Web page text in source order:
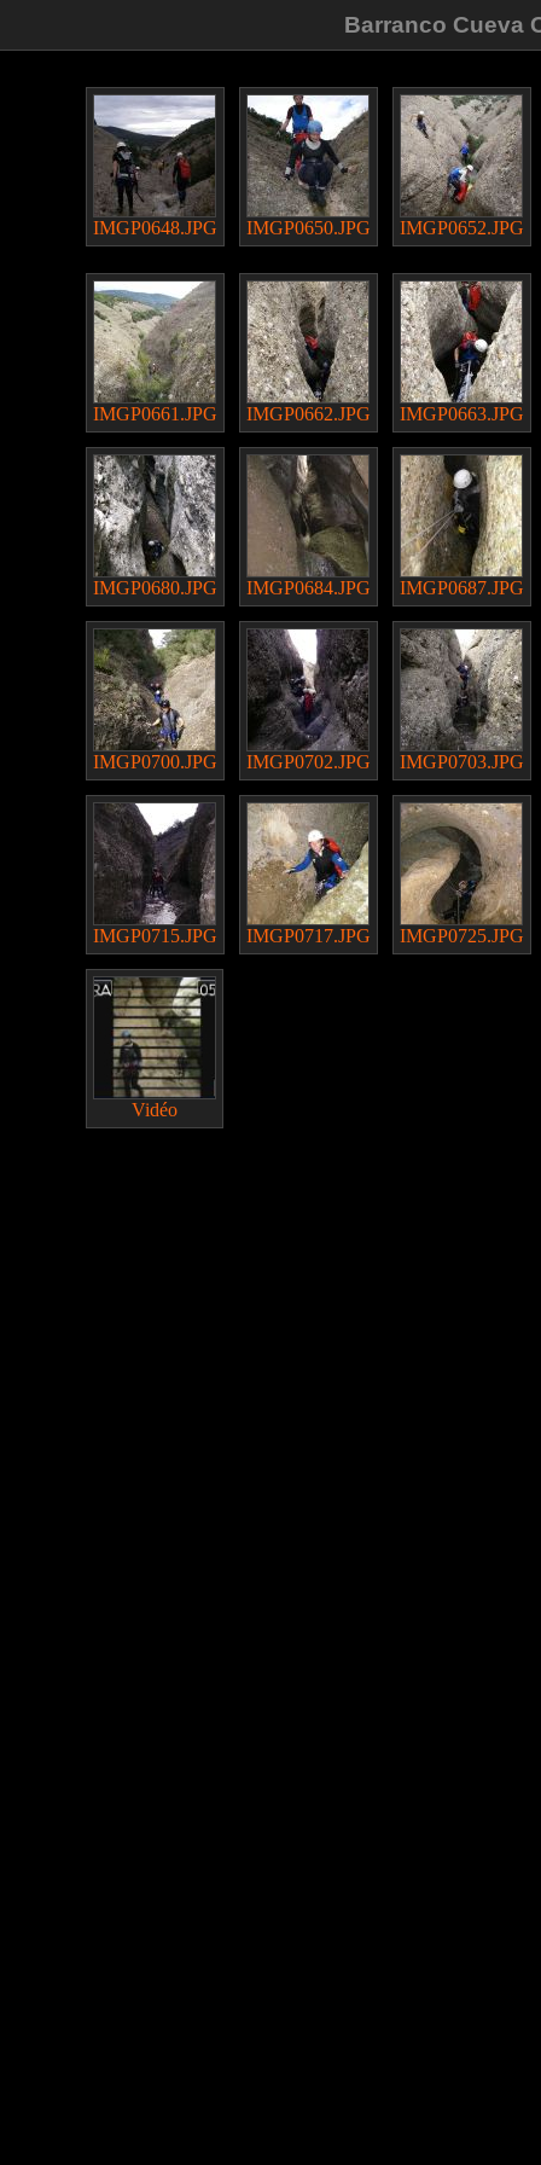
Barranco Cueva
IMGP0648.JPG IMGP0650.JPG IMGP0652.JPG
IMGP0661.JPG IMGP0662.JPG IMGP0663.JPG
IMGP0680.JPG IMGP0684.JPG IMGP0687.JPG
IMGP0700.JPG IMGP0702.JPG IMGP0703.JPG
IMGP0715.JPG IMGP0717.JPG IMGP0725.JPG
Vidéo